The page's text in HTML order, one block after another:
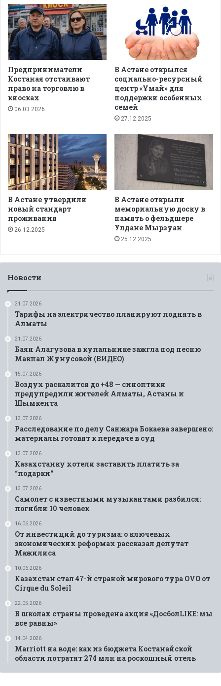
Предприниматели
Костаная отстаивают
право на торговлю в
киосках
06.03.2026
В Астане открылся
социально-ресурсный
центр «Ұмай» для
поддержки особенных
семей
27.12.2025
В Астане утвердили
новый стандарт
проживания
26.12.2025
В Астане открыли
мемориальную доску в
память о фельдшере
Улдане Мырзуан
25.12.2025
Новости
21.07.2026
Тарифы на электричество планируют поднять в
Алматы
21.07.2026
Баян Алагузова в купальнике зажгла под песню
Макпал Жунусовой (ВИДЕО)
15.07.2026
Воздух раскалится до +48 — синоптики
предупредили жителей Алматы, Астаны и
Шымкента
13.07.2026
Расследование по делу Санжара Бокаева завершено:
материалы готовят к передаче в суд
13.07.2026
Казахстанку хотели заставить платить за
“подарки“
13.07.2026
Самолет с известными музыкантами разбился:
погибли 10 человек
16.06.2026
От инвестиций до туризма: о ключевых
экономических реформах рассказал депутат
Мажилиса
10.06.2026
Казахстан стал 47-й страной мирового тура OVO от
Cirque du Soleil
22.05.2026
В школах страны проведена акция «ДосболLIKE: мы
все равны»
14.04.2026
Marriott на воде: как из бюджета Костанайской
области потратят 274 млн на роскошный отель